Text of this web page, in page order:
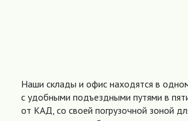
Наши склады и офис находятся в
с удобными подъездными путями в
от КАД, со своей погрузочной зоной